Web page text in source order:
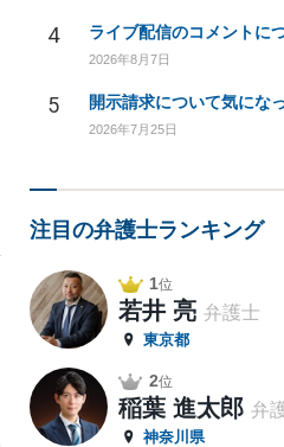
4 ライブ配信のコメントに
2026年8月7日
5
2026年7月25日
注目の弁護士ランキング
1位
若井 亮 弁護士
東京都
2位
稲葉 進太郎 弁
神奈川県